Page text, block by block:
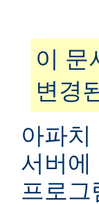
이 문
변경
아파
서버에
프로